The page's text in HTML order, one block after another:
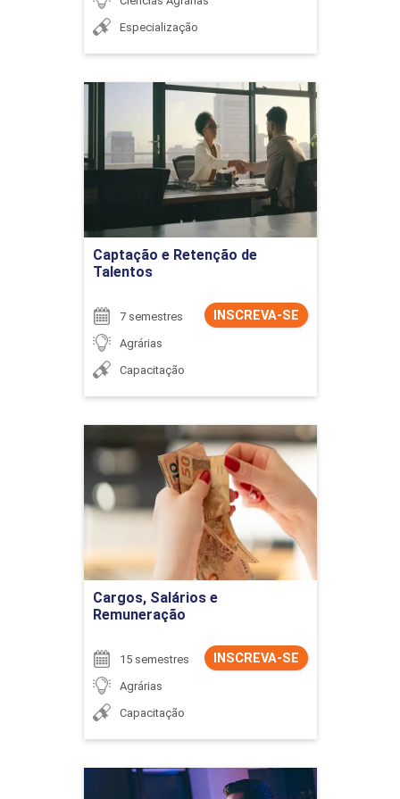
Especialização
Captação e Retenção de
Talentos
INSCREVA-SE
7 semestres
Agrárias
Capacitação
Captação e Retenção de
Talentos
Detalhes do curso
Ir para Inscrição
Cargos, Salários e
Remuneração
INSCREVA-SE
15 semestres
Agrárias
Capacitação
Cargos, Salários e
Remuneração
Detalhes do curso
Ir para Inscrição
Ciência da Computação